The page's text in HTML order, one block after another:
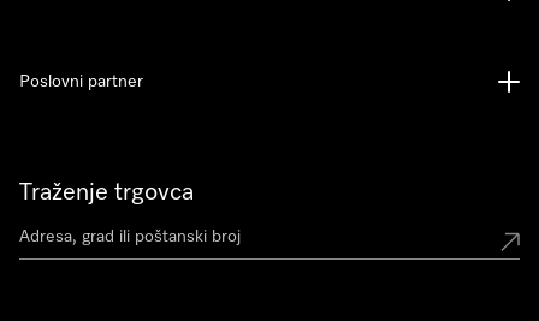
Traženje trgovca
Poslovni partner